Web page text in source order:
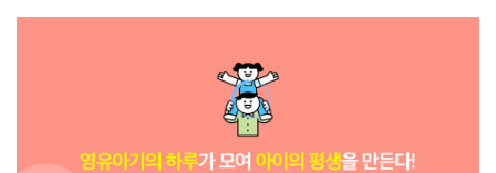
와 어떠한 상호작용을 해야 할까?
2. 실전! 배우고 도전하자!
나는 새로운 배움을 좋아하는 아이야